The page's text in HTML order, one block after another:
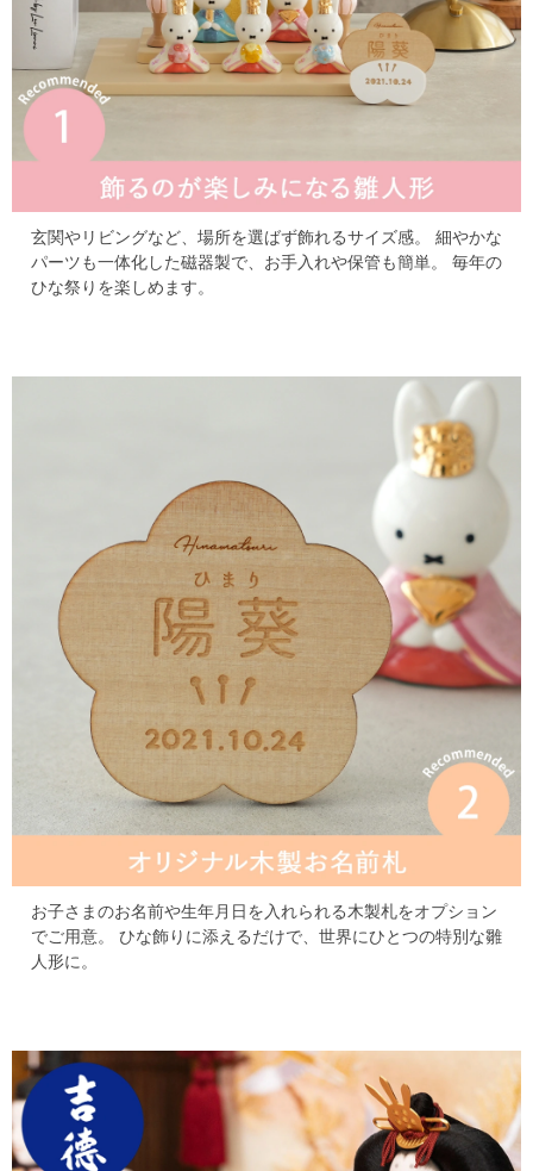
玄関やリビングなど、場所を選ばず飾れるサイズ感。
細やかな
パーツも一体化した磁器製で、お手入れや保管も簡単。
毎年の
ひな祭りを楽しめます。
お子さまのお名前や生年月日を入れられる木製札をオプション
でご用意。
ひな飾りに添えるだけで、世界にひとつの特別な雛
人形に。